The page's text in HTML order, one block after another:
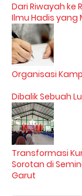
Dari Riwayah ke
Ilmu Hadis yang
Organisasi
Dibalik Sebuah
Transformasi
Sorotan di
Garut